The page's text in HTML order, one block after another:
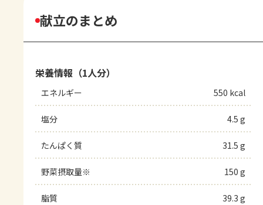
献立のまとめ
栄養情報（1人分）
エネルギー 550 kcal
塩分 4.5 g
たんぱく質 31.5 g
野菜摂取量※ 150 g
脂質 39.3 g